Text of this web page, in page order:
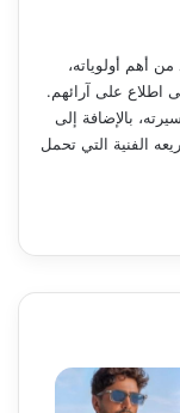
أهم أولوياته،
اطلاع على آرائهم.
بالإضافة إلى
الفنية التي تحمل